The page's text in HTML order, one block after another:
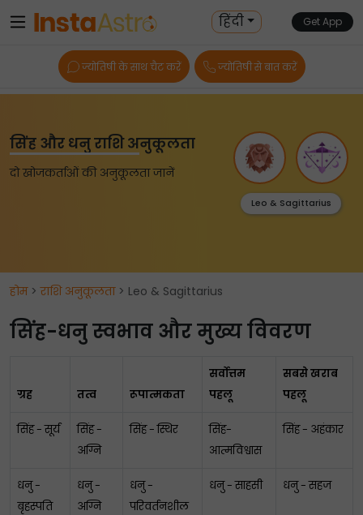
हिंदी Get App
ज्योतिषी के साथ चैट करें ज्योतिषी से बात करें
सिंह और धनु राशि अनुकूलता
दो खोजकर्ताओं की अनुकूलता जानें
Leo & Sagittarius
होम>राशि अनुकूलता> Leo & Sagittarius
सिंह-धनु स्वभाव और मुख्य विवरण
ग्रह तत्व रूपात्मकता
सर्वोत्तम
पहलू
सबसे खराब
पहलू
सिंह - सूर्य
सिंह -
अग्नि
सिंह - स्थिर
सिंह-
आत्मविश्वास
सिंह - अहंकार
धनु -
बृहस्पति
धनु -
अग्नि
धनु -
परिवर्तनशील
धनु - साहसी धनु - सहज